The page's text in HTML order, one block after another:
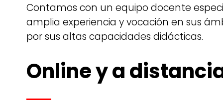
Contamos con un equipo docente
amplia experiencia y vocación en sus
por sus altas capacidades didácticas.
Online y a